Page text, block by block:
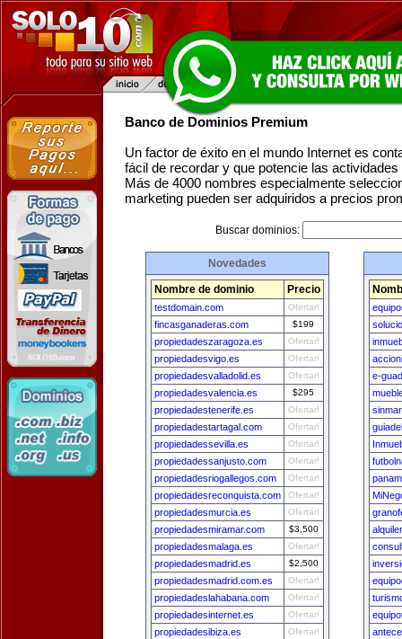
Banco de Dominios Premium
Un factor de éxito en el mundo Internet es
fácil de recordar y que potencie las
Más de 4000 nombres especialmente
marketing pueden ser adquiridos a precios
Buscar dominios:
Novedades
Nombre de dominio Precio
testdomain.com Ofertar!
fincasganaderas.com $199
propiedadeszaragoza.es Ofertar!
propiedadesvigo.es Ofertar!
propiedadesvalladolid.es Ofertar!
propiedadesvalencia.es $295
propiedadestenerife.es Ofertar!
propiedadestartagal.com Ofertar!
propiedadessevilla.es Ofertar!
propiedadessanjusto.com Ofertar!
propiedadesriogallegos.com Ofertar!
propiedadesreconquista.com Ofertar!
propiedadesmurcia.es Ofertar!
propiedadesmiramar.com $3,500
propiedadesmalaga.es Ofertar!
propiedadesmadrid.es $2,500
propiedadesmadrid.com.es Ofertar!
propiedadeslahabana.com Ofertar!
propiedadesinternet.es Ofertar!
propiedadesibiza.es Ofertar!
e-